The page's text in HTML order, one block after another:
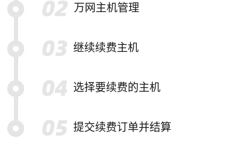
万网主机管理
继续续费主机
选择要续费的主机
提交续费订单并结算